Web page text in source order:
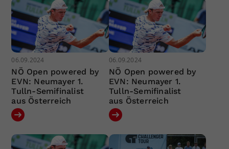
06.09.2024
NÖ Open powered by
EVN: Neumayer 1.
Tulln-Semifinalist
aus Österreich
06.09.2024
NÖ Open powered by
EVN: Neumayer 1.
Tulln-Semifinalist
aus Österreich